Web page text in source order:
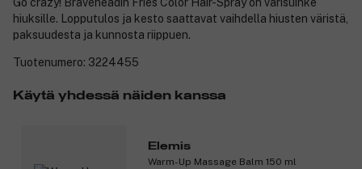
hiuksille. Lopputulos ja kesto saattavat vaihdella hiusten väristä,
paksuudesta ja kunnosta riippuen.
Tuotenumero: 3224455
Käytä yhdessä näiden kanssa
Elemis
Warm-Up Massage Balm 150 ml